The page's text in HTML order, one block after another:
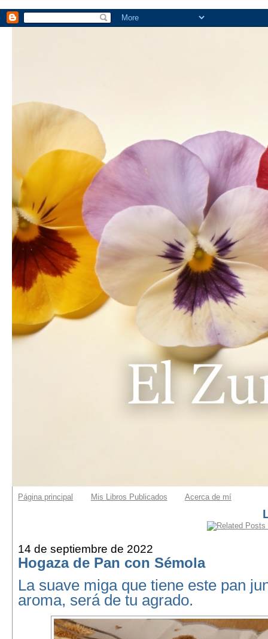
Página principal Mis Libros Publicados Acerca de mí
14 de septiembre de 2022
Hogaza de Pan con Sémola
La suave miga que tiene este pan
aroma, será de tu agrado.